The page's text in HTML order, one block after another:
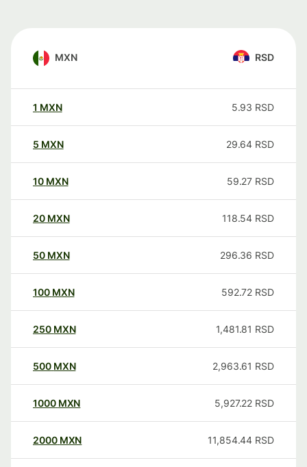
MXN RSD
1 MXN 5.93 RSD
5 MXN 29.64 RSD
10 MXN 59.27 RSD
20 MXN 118.54 RSD
50 MXN 296.36 RSD
100 MXN 592.72 RSD
250 MXN 1,481.81 RSD
500 MXN 2,963.61 RSD
1000 MXN 5,927.22 RSD
2000 MXN 11,854.44 RSD